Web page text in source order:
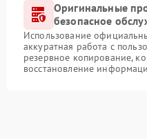
Оригинальные
безопасное
Использование
аккуратная работа с
резервное копирование,
восстановление